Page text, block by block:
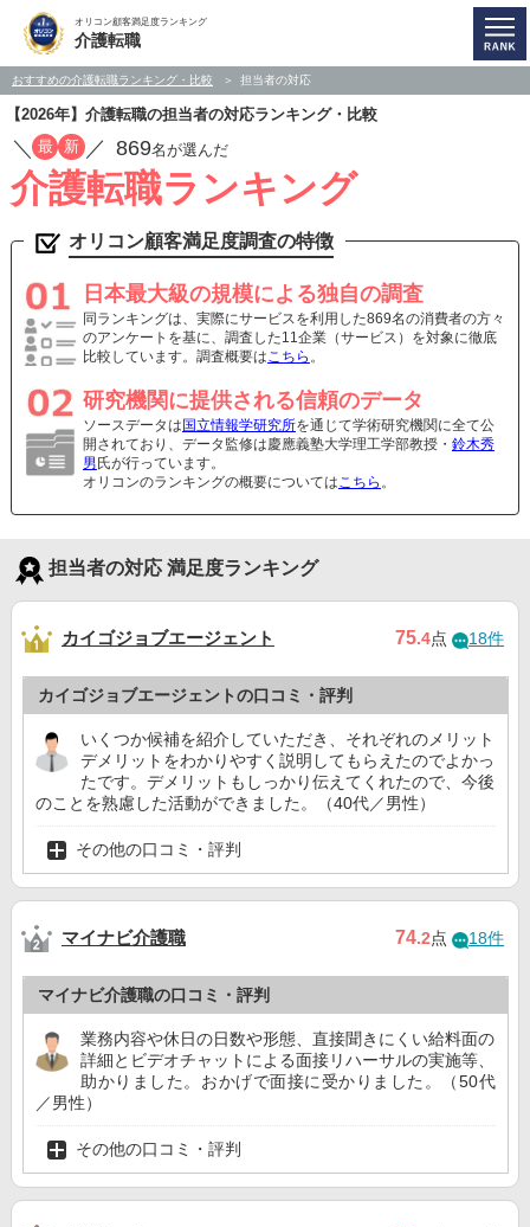
オリコン顧客満足度ランキング
介護転職
おすすめの介護転職ランキング・比較 担当者の対応
【2026年】介護転職の担当者の対応ランキング・比較
／ 最 新 ／ 869名が選んだ
介護転職ランキング
オリコン顧客満足度調査の特徴
日本最大級の規模による独自の調査
同ランキングは、実際にサービスを利用した869名の消費者の方々
のアンケートを基に、調査した11企業（サービス）を対象に徹底
比較しています。調査概要はこちら 。
研究機関に提供される信頼のデータ
ソースデータは 国立情報学研究所を通じて学術研究機関に全て公
開されており、データ監修は慶應義塾大学理工学部教授・ 鈴木秀
男 氏が行っています。
オリコンのランキングの概要についてはこちら 。
担当者の対応 満足度ランキング
カイゴジョブエージェント 75.4点 18件
カイゴジョブエージェントの口コミ・評判
いくつか候補を紹介していただき、それぞれのメリット
デメリットをわかりやすく説明してもらえたのでよかっ
たです。デメリットもしっかり伝えてくれたので、今後
のことを熟慮した活動ができました。（40代／男性）
その他の口コミ・評判
マイナビ介護職 74.2点 18件
マイナビ介護職の口コミ・評判
業務内容や休日の日数や形態、直接聞きにくい給料面の
詳細とビデオチャットによる面接リハーサルの実施等、
助かりました。おかげで面接に受かりました。（50代
／男性）
その他の口コミ・評判